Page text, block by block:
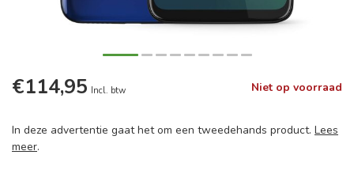
€114,95 Incl. btw Niet op voorraad
In deze advertentie gaat het om een tweedehands product. Lees
meer.